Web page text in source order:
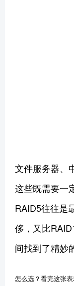
文件服务器、
这些既需要一
RAID5往往是
侈，又比
间找到了精妙
怎么选？看完这张